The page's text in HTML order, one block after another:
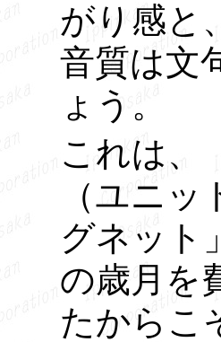
がり感と
音質は文
ょう。
これは、
（ユニ
グネット
の歳月を
たからこ